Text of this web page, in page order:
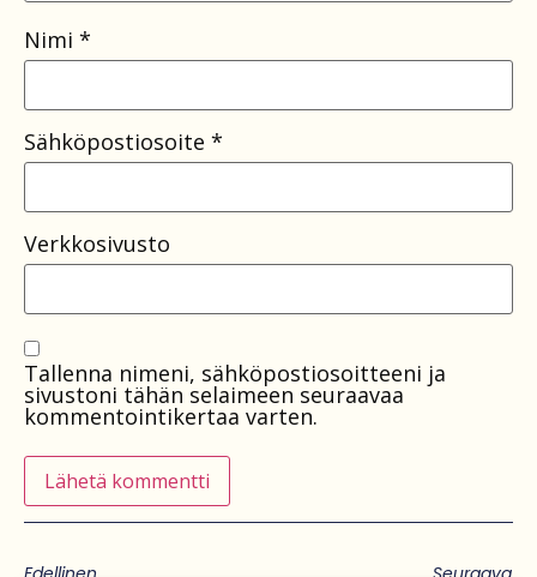
Nimi *
Sähköpostiosoite *
Verkkosivusto
Tallenna nimeni, sähköpostiosoitteeni ja
sivustoni tähän selaimeen seuraavaa
kommentointikertaa varten.